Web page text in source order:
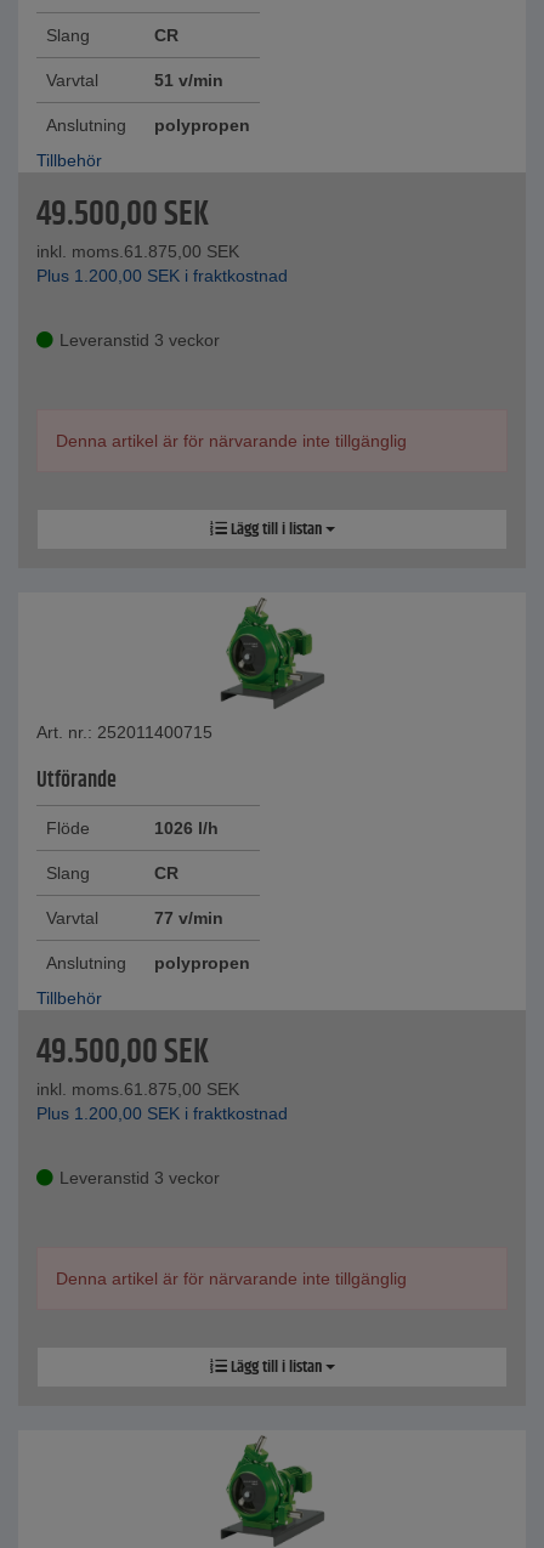
Slang CR
Varvtal 51 v/min
Anslutning
polypropen
Tillbehör
49.500,00SEK
inkl. moms.61.875,00 SEK
Plus 1.200,00 SEK i fraktkostnad
Leveranstid 3 veckor
Denna artikel är för närvarande inte tillgänglig
Lägg till i listan
Art. nr.: 252011400715
Utförande
Flöde 1026 l/h
Slang CR
Varvtal 77 v/min
Anslutning
polypropen
Tillbehör
49.500,00SEK
inkl. moms.61.875,00 SEK
Plus 1.200,00 SEK i fraktkostnad
Leveranstid 3 veckor
Denna artikel är för närvarande inte tillgänglig
Lägg till i listan